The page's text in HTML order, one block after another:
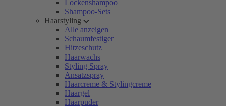
Lockenshampoo
Shampoo-Sets
Haarstyling
Alle anzeigen
Schaumfestiger
Hitzeschutz
Haarwachs
Styling Spray
Ansatzspray
Haarcreme & Stylingcreme
Haargel
Haarpuder